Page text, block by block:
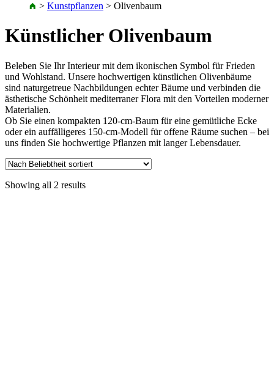
> Kunstpflanzen > Olivenbaum
Künstlicher Olivenbaum
Beleben Sie Ihr Interieur mit dem ikonischen Symbol für Frieden
und Wohlstand. Unsere hochwertigen künstlichen Olivenbäume
sind naturgetreue Nachbildungen echter Bäume und verbinden die
ästhetische Schönheit mediterraner Flora mit den Vorteilen moderner
Materialien.
Ob Sie einen kompakten 120-cm-Baum für eine gemütliche Ecke
oder ein auffälligeres 150-cm-Modell für offene Räume suchen – bei
uns finden Sie hochwertige Pflanzen mit langer Lebensdauer.
Showing all 2 results